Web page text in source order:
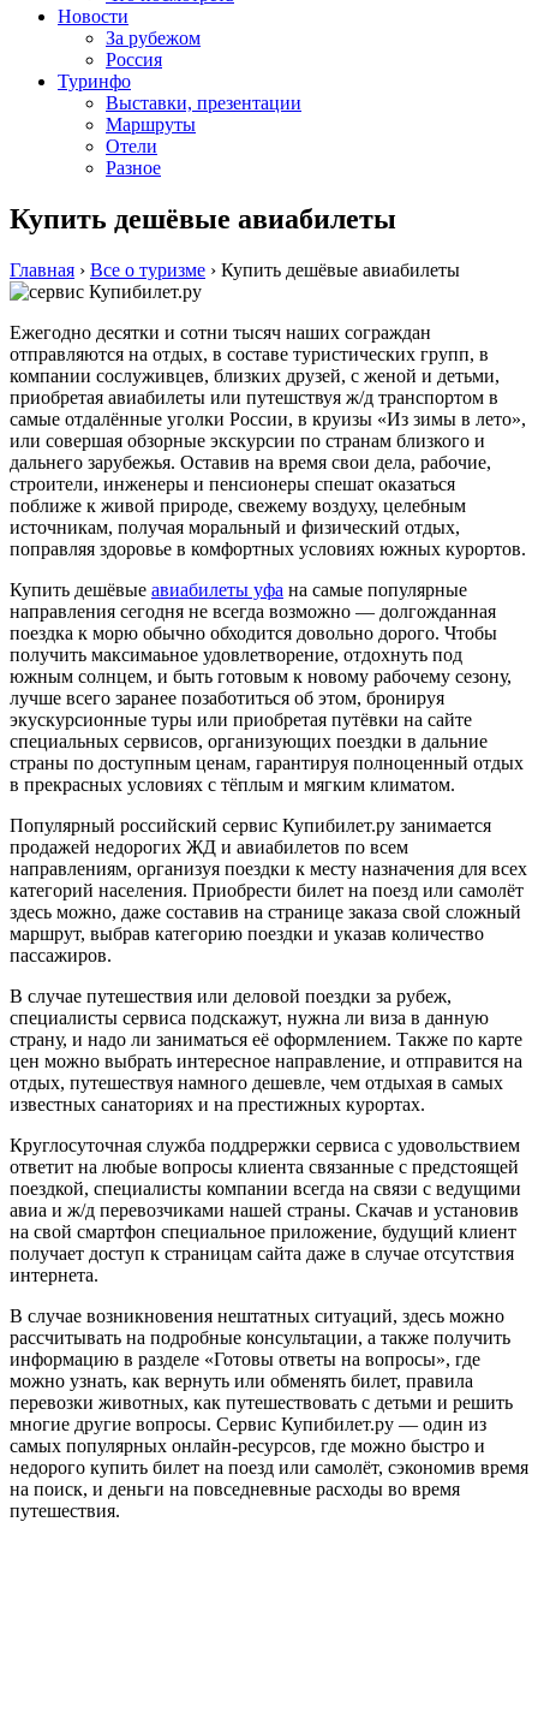
Новости
За рубежом
Россия
Туринфо
Выставки, презентации
Маршруты
Отели
Разное
Купить дешёвые авиабилеты
Главная › Все о туризме › Купить дешёвые авиабилеты
Ежегодно десятки и сотни тысяч наших сограждан
отправляются на отдых, в составе туристических групп, в
компании сослуживцев, близких друзей, с женой и детьми,
приобретая авиабилеты или путешствуя ж/д транспортом в
самые отдалённые уголки России, в круизы «Из зимы в лето»,
или совершая обзорные экскурсии по странам близкого и
дальнего зарубежья. Оставив на время свои дела, рабочие,
строители, инженеры и пенсионеры спешат оказаться
поближе к живой природе, свежему воздуху, целебным
источникам, получая моральный и физический отдых,
поправляя здоровье в комфортных условиях южных курортов.
Купить дешёвые авиабилеты уфа на самые популярные
направления сегодня не всегда возможно — долгожданная
поездка к морю обычно обходится довольно дорого. Чтобы
получить максимаьное удовлетворение, отдохнуть под
южным солнцем, и быть готовым к новому рабочему сезону,
лучше всего заранее позаботиться об этом, бронируя
экускурсионные туры или приобретая путёвки на сайте
специальных сервисов, организующих поездки в дальние
страны по доступным ценам, гарантируя полноценный отдых
в прекрасных условиях с тёплым и мягким климатом.
Популярный российский сервис Купибилет.ру занимается
продажей недорогих ЖД и авиабилетов по всем
направлениям, организуя поездки к месту назначения для всех
категорий населения. Приобрести билет на поезд или самолёт
здесь можно, даже составив на странице заказа свой сложный
маршрут, выбрав категорию поездки и указав количество
пассажиров.
В случае путешествия или деловой поездки за рубеж,
специалисты сервиса подскажут, нужна ли виза в данную
страну, и надо ли заниматься её оформлением. Также по карте
цен можно выбрать интересное направление, и отправится на
отдых, путешествуя намного дешевле, чем отдыхая в самых
известных санаториях и на престижных курортах.
Круглосуточная служба поддрержки сервиса с удовольствием
ответит на любые вопросы клиента связанные с предстоящей
поездкой, специалисты компании всегда на связи с ведущими
авиа и ж/д перевозчиками нашей страны. Скачав и установив
на свой смартфон специальное приложение, будущий клиент
получает доступ к страницам сайта даже в случае отсутствия
интернета.
В случае возникновения нештатных ситуаций, здесь можно
рассчитывать на подробные консультации, а также получить
информацию в разделе «Готовы ответы на вопросы», где
можно узнать, как вернуть или обменять билет, правила
перевозки животных, как путешествовать с детьми и решить
многие другие вопросы. Сервис Купибилет.ру — один из
самых популярных онлайн-ресурсов, где можно быстро и
недорого купить билет на поезд или самолёт, сэкономив время
на поиск, и деньги на повседневные расходы во время
путешествия.